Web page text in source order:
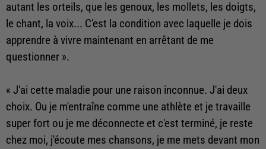
autant les orteils, que les genoux, les mollets, les doigts,
le chant, la voix... C'est la condition avec laquelle je dois
apprendre à vivre maintenant en arrêtant de me
questionner ».
« J'ai cette maladie pour une raison inconnue. J'ai deux
choix. Ou je m'entraîne comme une athlète et je travaille
super fort ou je me déconnecte et c'est terminé, je reste
chez moi, j'écoute mes chansons, je me mets devant mon